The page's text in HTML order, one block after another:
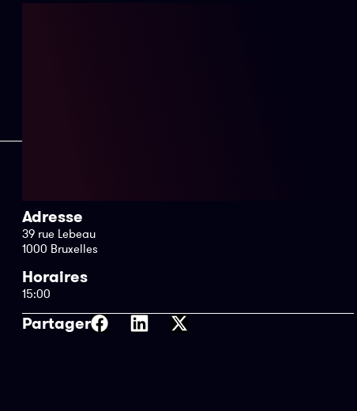
Adresse
39 rue Lebeau
1000 Bruxelles
Horaires
15:00
Partager